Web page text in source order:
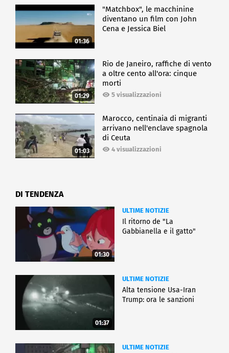
01:36
"Matchbox", le macchinine
diventano un film con John
Cena e Jessica Biel
01:29
Rio de Janeiro, raffiche di vento
a oltre cento all'ora: cinque
morti
5 visualizzazioni
01:03
Marocco, centinaia di migranti
arrivano nell'enclave spagnola
di Ceuta
4 visualizzazioni
DI TENDENZA
01:30
ULTIME NOTIZIE
Il ritorno de "La
Gabbianella e il gatto"
01:37
ULTIME NOTIZIE
Alta tensione Usa-Iran
Trump: ora le sanzioni
ULTIME NOTIZIE